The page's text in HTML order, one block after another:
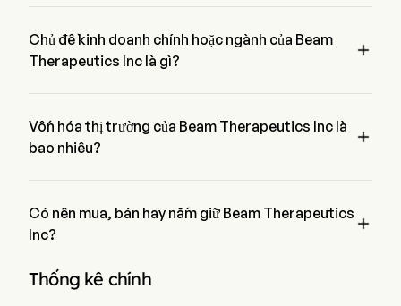
Chủ đề kinh doanh chính hoặc ngành của Beam
Therapeutics Inc là gì?

Vốn hóa thị trường của Beam Therapeutics Inc là
bao nhiêu?

Có nên mua, bán hay nắm giữ Beam Therapeutics
Inc?

xếp hạng phân tích cho Beam Therapeutics Inc, bao gồm 9
Thống kê chính